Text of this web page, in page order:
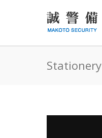
Stationery